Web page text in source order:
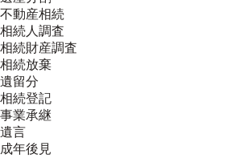
不動産相続
相続人調査
相続財産調査
相続放棄
遺留分
相続登記
事業承継
遺言
成年後見